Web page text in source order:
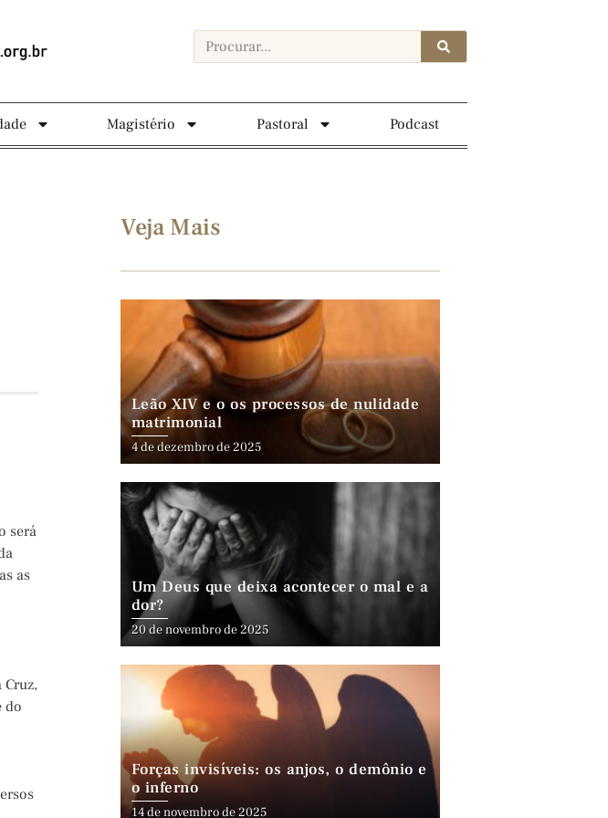
Magistério Pastoral Podcast
será
as
do
Veja Mais
Leão XIV e o os processos de nulidade
matrimonial
4 de dezembro de 2025
Um Deus que deixa acontecer o mal e a
dor?
20 de novembro de 2025
Forças invisíveis: os anjos, o demônio e
o inferno
14 de novembro de 2025